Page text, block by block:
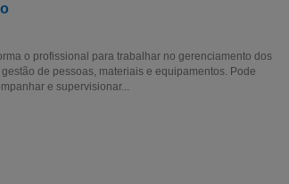
o profissional para trabalhar no gerenciamento dos
de pessoas, materiais e equipamentos. Pode
e supervisionar...